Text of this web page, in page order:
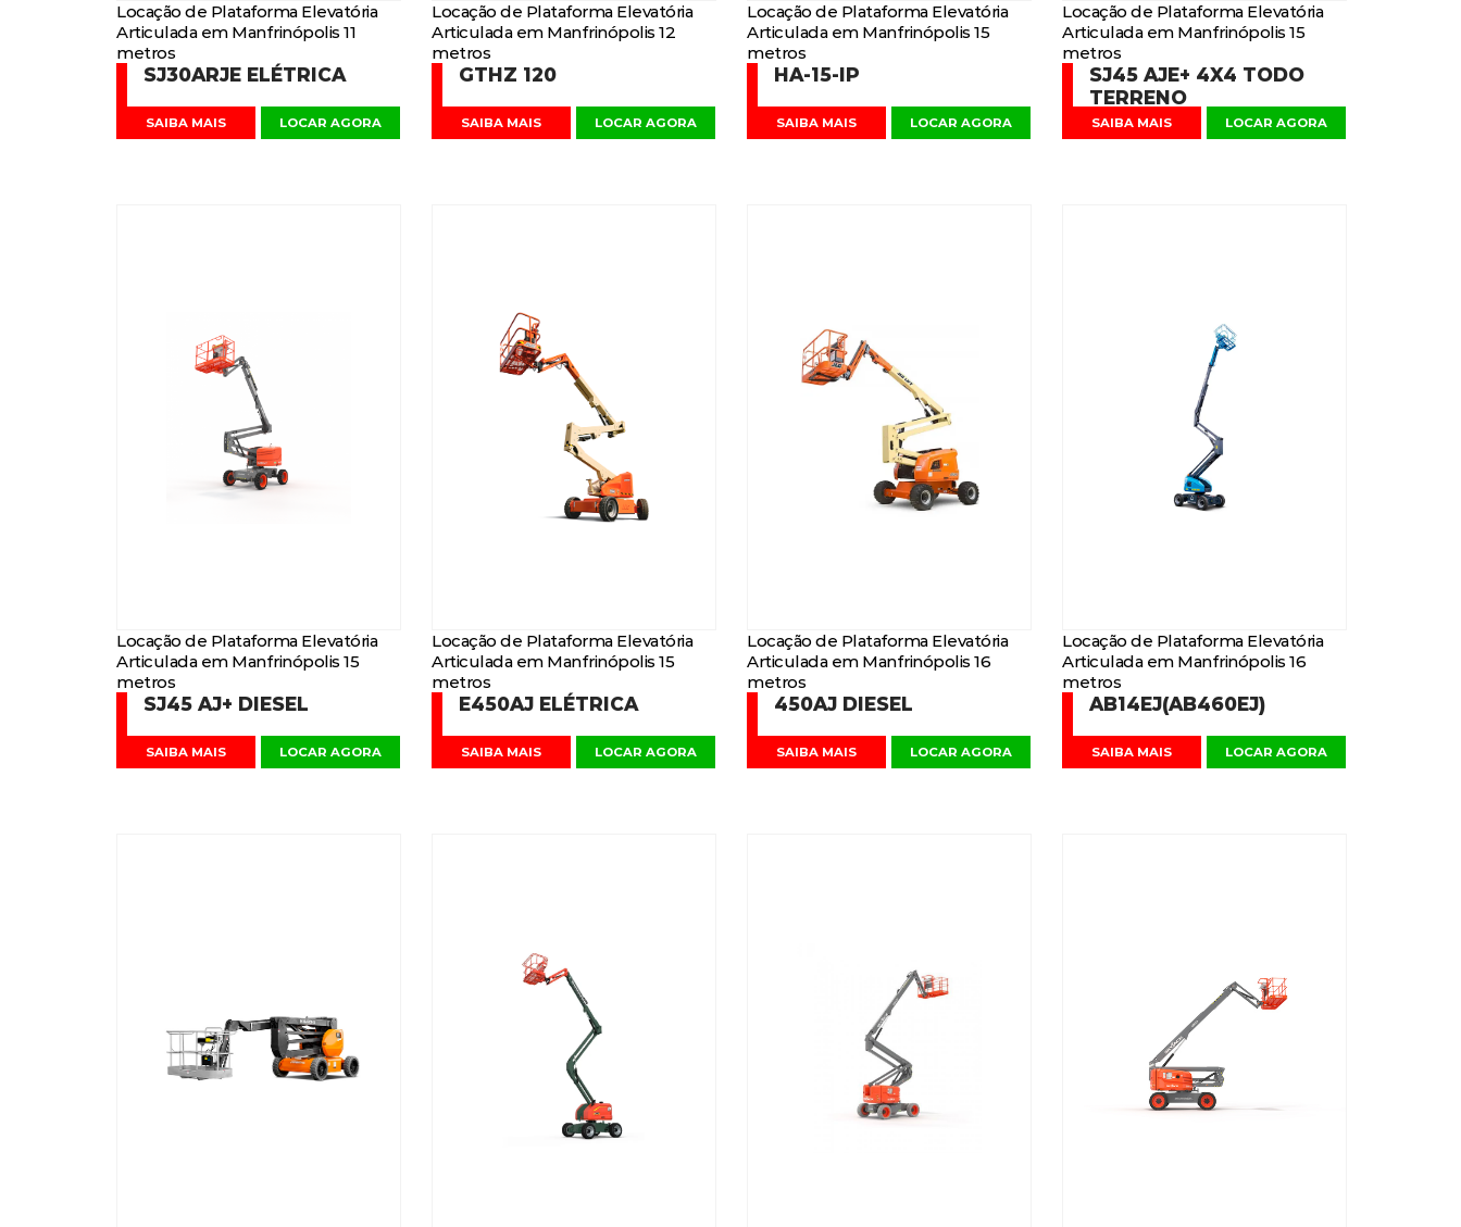
Locação de Plataforma Elevatória
Articulada em Manfrinópolis 11
metros
SJ30ARJE ELÉTRICA
SAIBA MAIS LOCAR AGORA
Locação de Plataforma Elevatória
Articulada em Manfrinópolis 12
metros
GTHZ 120
SAIBA MAIS LOCAR AGORA
Locação de Plataforma Elevatória
Articulada em Manfrinópolis 15
metros
HA-15-IP
SAIBA MAIS LOCAR AGORA
Locação de Plataforma Elevatória
Articulada em Manfrinópolis 15
metros
SJ45 AJE+ 4X4 TODO
TERRENO
SAIBA MAIS LOCAR AGORA
Locação de Plataforma Elevatória
Articulada em Manfrinópolis 15
metros
SJ45 AJ+ DIESEL
SAIBA MAIS LOCAR AGORA
Locação de Plataforma Elevatória
Articulada em Manfrinópolis 15
metros
E450AJ ELÉTRICA
SAIBA MAIS LOCAR AGORA
Locação de Plataforma Elevatória
Articulada em Manfrinópolis 16
metros
450AJ DIESEL
SAIBA MAIS LOCAR AGORA
Locação de Plataforma Elevatória
Articulada em Manfrinópolis 16
metros
AB14EJ(AB460EJ)
SAIBA MAIS LOCAR AGORA